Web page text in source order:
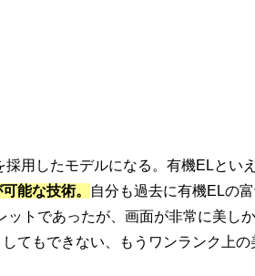
用したモデルになる。有機ELとい
能な技術。
自分も過去に有機ELの
トであったが、画面が非常に美し
てもできない、もうワンランク上の